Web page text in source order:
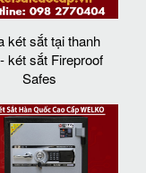
két sắt tại thanh
két sắt Fireproof
Safes